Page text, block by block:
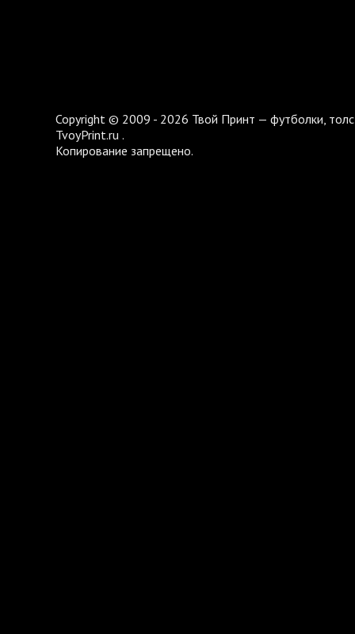
Copyright © 2009 - 2026 Твой Принт — футболки,
TvoyPrint.ru .
Копирование запрещено.